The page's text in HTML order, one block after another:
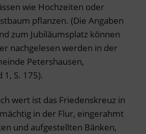
wie Hochzeiten oder
pflanzen. (Die Angaben
zum Jubiläumsplatz können
nachgelesen werden in der
Petershausen,
1, S. 175).
wert ist das Friedenskreuz in
in der Flur, eingerahmt
und aufgestellten Bänken,